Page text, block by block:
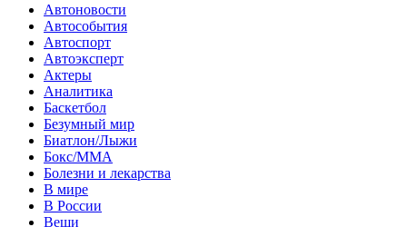
Автоновости
Автособытия
Автоспорт
Автоэксперт
Актеры
Аналитика
Баскетбол
Безумный мир
Биатлон/Лыжи
Бокс/MMA
Болезни и лекарства
В мире
В России
Вещи